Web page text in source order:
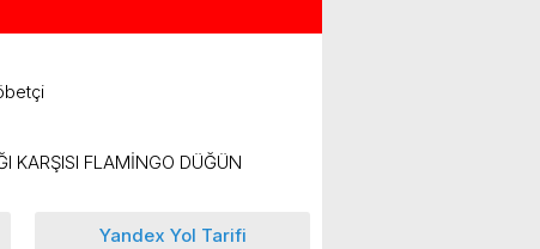
KARŞISI FLAMİNGO DÜĞÜN
Yandex Yol Tarifi